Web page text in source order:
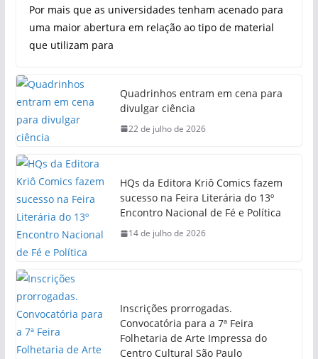
Por mais que as universidades tenham acenado para
uma maior abertura em relação ao tipo de material
que utilizam para
Quadrinhos entram em cena para
divulgar ciência
22 de julho de 2026
HQs da Editora Kriô Comics fazem
sucesso na Feira Literária do 13º
Encontro Nacional de Fé e Política
14 de julho de 2026
Inscrições prorrogadas.
Convocatória para a 7ª Feira
Folhetaria de Arte Impressa do
Centro Cultural São Paulo